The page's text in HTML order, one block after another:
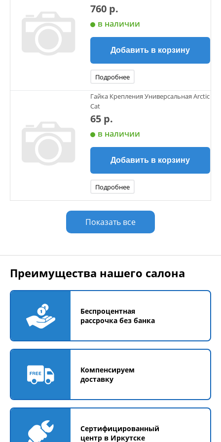
2016 800 AXYS PRO RMK/LE 155 ALL OPTIONS
(R03) S16EC8/EG8 DRIVE TRAIN, CHAINCASE - S16EC8
760 р.
в наличии
Добавить в корзину
Подробнее
Гайка Крепления Универсальная Arctic
Cat
65 р.
в наличии
Добавить в корзину
Подробнее
Показать все
Преимущества нашего салона
Беспроцентная
рассрочка без банка
Компенсируем
доставку
Сертифицированный
центр в Иркутске